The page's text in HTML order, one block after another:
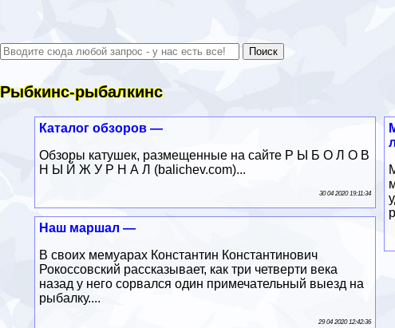
Рыбкинс-рыбалкинс
Каталог обзоров —
Обзоры катушек, размещенные на сайте Р Ы Б О Л О В
Н Ы Й Ж У Р Н А Л (balichev.com)...
30 04 2020 19:11:34
Наш маршал —
В своих мемуарах Константин Константинович
Рокоссовский рассказывает, как три четверти века
назад у него сорвался один примечательный выезд на
рыбалку....
29 04 2020 12:42:36